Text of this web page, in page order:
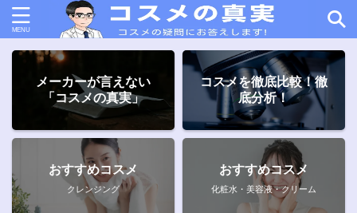
メーカーが言えない
「コスメの真実」
コスメを徹底比較！徹
底分析！
おすすめコスメ
クレンジング
おすすめコスメ
化粧水・美容液・クリーム